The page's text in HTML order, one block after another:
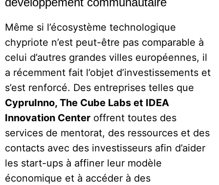
Même si l’écosystème technologique
chypriote n’est peut-être pas comparable à
celui d’autres grandes villes européennes, il
a récemment fait l’objet d’investissements et
s’est renforcé. Des entreprises telles que
CypruInno, The Cube Labs et IDEA
Innovation Center offrent toutes des
services de mentorat, des ressources et des
contacts avec des investisseurs afin d’aider
les start-ups à affiner leur modèle
économique et à accéder à des